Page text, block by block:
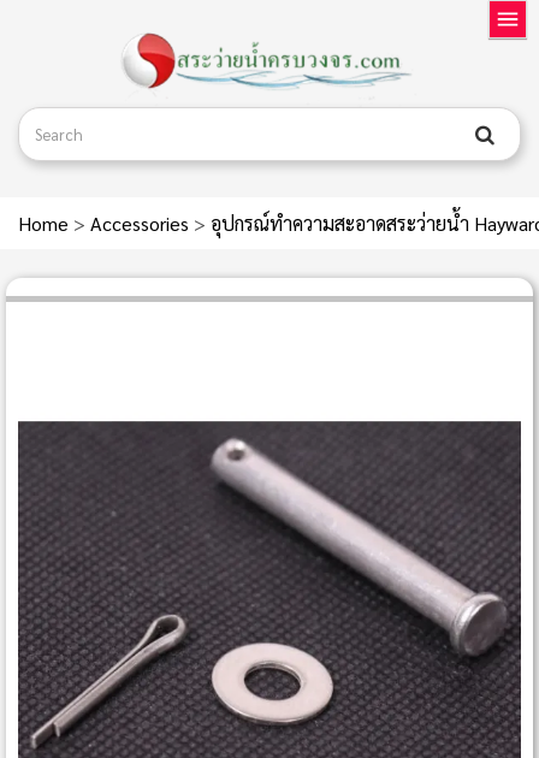
Home > Accessories > อุปกรณ์ทำความสะอาดสระว่ายน้ำ